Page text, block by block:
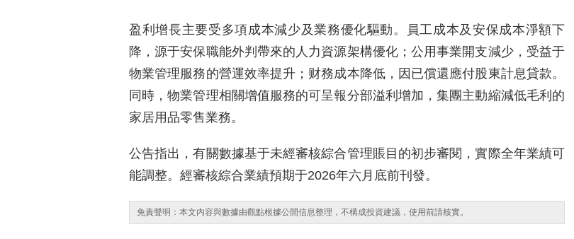
盈利增長主要受多項成本減少及業務優化驅動。員工成本及安保成本淨額下
降，源于安保職能外判帶來的人力資源架構優化；公用事業開支減少，受益于
物業管理服務的營運效率提升；财務成本降低，因已償還應付股東計息貸款。
同時，物業管理相關增值服務的可呈報分部溢利增加，集團主動縮減低毛利的
家居用品零售業務。
公告指出，有關數據基于未經審核綜合管理賬目的初步審閱，實際全年業績可
能調整。經審核綜合業績預期于2026年六月底前刊發。
免責聲明：本文内容與數據由觀點根據公開信息整理，不構成投資建議，使用前請核實。